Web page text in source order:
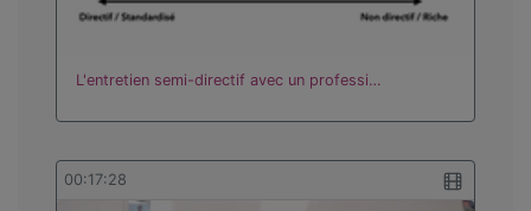
L'entretien semi-directif avec un professi…
00:17:28